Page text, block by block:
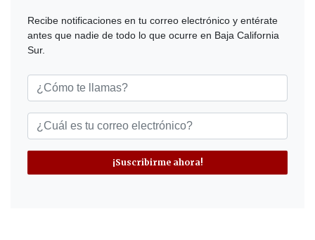
Recibe notificaciones en tu correo electrónico y entérate
antes que nadie de todo lo que ocurre en Baja California
Sur.
¡Suscribirme ahora!